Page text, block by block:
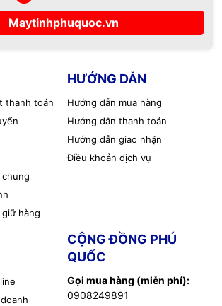
chia USB 2.0 (4 cổng)
USB-A
đa 480Mbps
& Play, không cần cài đặt
macOS, Linux
ABS cao cấp
khoảng 1 mét
chính sách của nhà phân phối
Maytinhphuquoc.vn
thanh toán
hàng
HƯỚNG DẪN
Hướng dẫn mua hàng
Hướng dẫn thanh toán
Hướng dẫn giao nhận
Điều khoản dịch vụ
CỘNG ĐỒNG PHÚ
QUỐC
Gọi mua hàng (miễn phí):
0908249891